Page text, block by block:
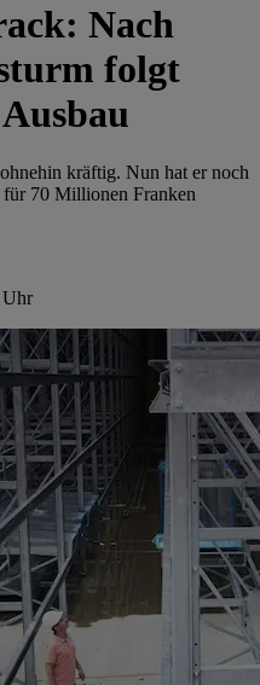
Nach
folgt
kräftig. Nun hat er noch
70 Millionen Franken
Uhr